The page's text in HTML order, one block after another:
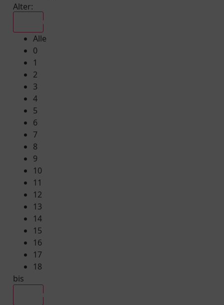
Alter:
Alle
0
1
2
3
4
5
6
7
8
9
10
11
12
13
14
15
16
17
18
bis